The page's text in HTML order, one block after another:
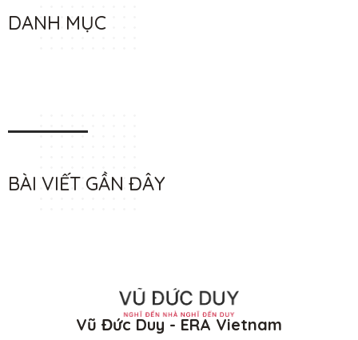
DANH MỤC
BÀI VIẾT GẦN ĐÂY
Vũ Đức Duy - ERA Vietnam